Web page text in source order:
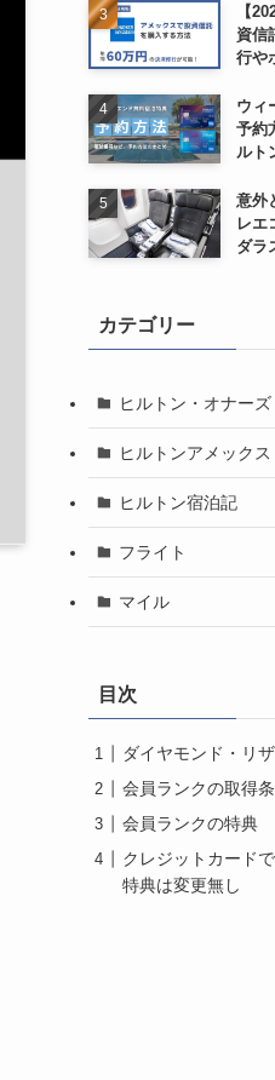
【
資信
行や
ウィ
予約
ルト
意外
レエ
ダラ
カテゴリー
ヒルトン・オナーズ
ヒルトンアメックス
ヒルトン宿泊記
フライト
マイル
目次
ダイヤモンド・リ
会員ランクの取得
会員ランクの特典
クレジットカード
特典は変更無し